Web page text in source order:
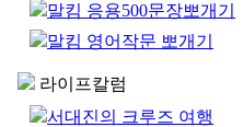
말킴 응용500문장뽀개기
말킴 영어작문 뽀개기
라이프칼럼
서대진의 크루즈 여행